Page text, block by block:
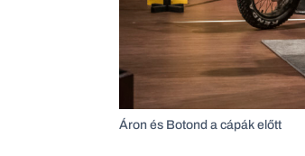
Áron és Botond a cápák előtt